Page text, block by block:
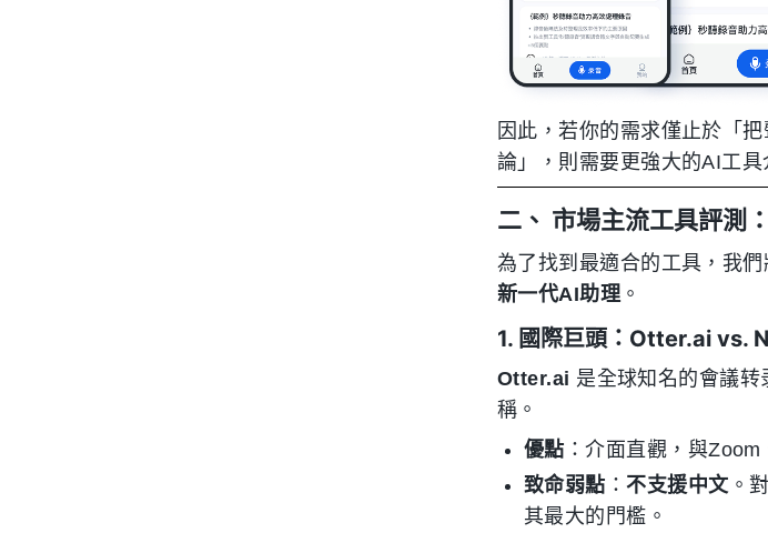
因此，若你的需求僅止於「
論」，則需要更強大的AI工具
二、 市場主流工具評測
為了找到最適合的工具，我
新一代AI助理 。
1. 國際巨頭：Otter.ai vs.
Otter.ai 是全球知名的會議
稱。
優點 ：介面直觀，與
致命弱點 ：不支援中文 。
其最大的門檻。